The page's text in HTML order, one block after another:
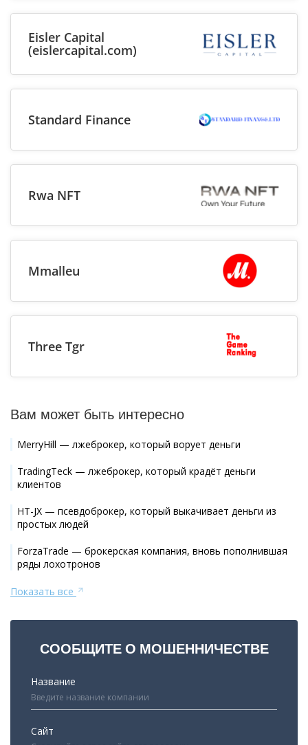
Eisler Capital
(eislercapital.com)
Standard Finance
Rwa NFT
Mmalleu
Three Tgr
Вам может быть интересно
MerryHill — лжеброкер, который ворует деньги
TradingTeck — лжеброкер, который крадёт деньги
клиентов
HT-JX — псевдоброкер, который выкачивает деньги из
простых людей
ForzaTrade — брокерская компания, вновь пополнившая
ряды лохотронов
Показать все
СООБЩИТЕ О МОШЕННИЧЕСТВЕ
Название
Сайт